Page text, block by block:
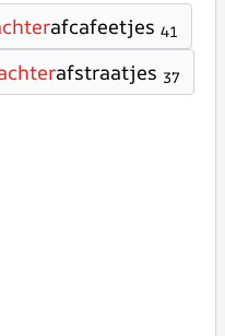
afcafeetjes 41
afstraatjes 37